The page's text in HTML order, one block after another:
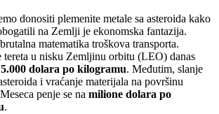
donositi plemenite metale sa asteroida kako
na Zemlji je ekonomska fantazija.
matematika troškova transporta.
tereta u nisku Zemljinu orbitu (LEO) danas
5.000 dolara po kilogramu. Međutim, slanje
i vraćanje materijala na površinu
penje se na milione dolara po
.